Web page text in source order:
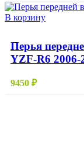
В корзину
Перья
YZF-R6 2006-
9450 ₽